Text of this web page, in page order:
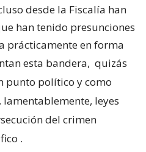
desde la Fiscalía han
han tenido presunciones
prácticamente en forma
esta bandera, quizás
punto político y como
leyes
del crimen
.